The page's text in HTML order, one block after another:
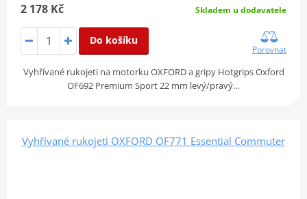
2 178 Kč Skladem u dodavatele
Do košíku
Porovnat
Vyhřívané rukojeti na motorku OXFORD a gripy Hotgrips Oxford
OF692 Premium Sport 22 mm levý/pravý…
Vyhřívané rukojeti OXFORD OF771 Essential Commuter